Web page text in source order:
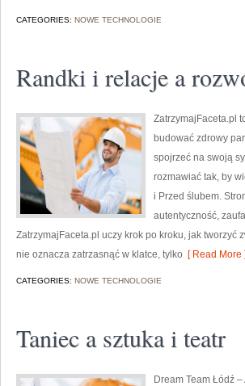
CATEGORIES: NOWE TECHNOLOGIE
Randki i relacje a
ZatrzymajFaceta.pl
budować zdrowy
spojrzeć na swoją
rozmawiać tak, by
i Przed ślubem.
autentyczność,
ZatrzymajFaceta.pl uczy krok po kroku, jak tworzyć
nie oznacza zatrzasnąć w klatce, tylko [ Read More ]
CATEGORIES: NOWE TECHNOLOGIE
Taniec a sztuka i teatr
Dream Team Łódź